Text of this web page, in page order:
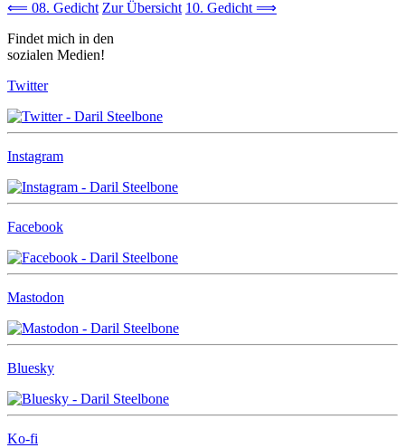
⟸ 08. Gedicht Zur Übersicht 10. Gedicht ⟹
Findet mich in den
sozialen Medien!
Twitter
Instagram
Facebook
Mastodon
Bluesky
Ko-fi